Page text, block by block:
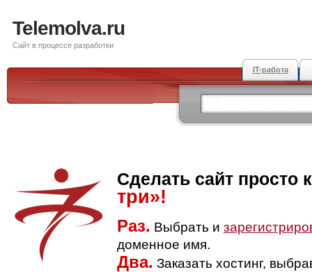
Telemolva.ru
Сайт в процессе разработки
IT-работа
Сделать сайт просто
три»!
Раз. Выбрать и
доменное имя.
Два. Заказать хостинг,